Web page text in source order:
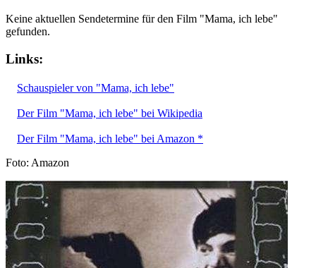
Keine aktuellen Sendetermine für den Film "Mama, ich lebe"
gefunden.
Links:
Schauspieler von "Mama, ich lebe"
Der Film "Mama, ich lebe" bei Wikipedia
Der Film "Mama, ich lebe" bei Amazon *
Foto: Amazon